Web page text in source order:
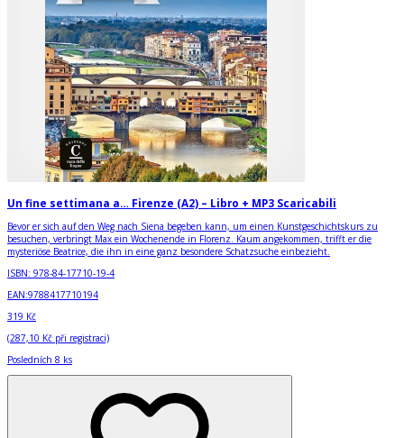
Un fine settimana a… Firenze (A2) – Libro + MP3 Scaricabili
Bevor er sich auf den Weg nach Siena begeben kann, um einen Kunstgeschichtskurs zu
besuchen, verbringt Max ein Wochenende in Florenz. Kaum angekommen, trifft er die
mysteriöse Beatrice, die ihn in eine ganz besondere Schatzsuche einbezieht.
ISBN: 978-84-17710-19-4
EAN:9788417710194
319 Kč
(287,10 Kč při registraci)
Posledních 8 ks